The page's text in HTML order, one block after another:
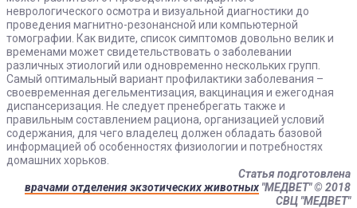
неврологического осмотра и визуальной диагностики до
проведения магнитно-резонансной или компьютерной
томографии. Как видите, список симптомов довольно велик и
временами может свидетельствовать о заболевании
различных этиологий или одновременно нескольких групп.
Самый оптимальный вариант профилактики заболевания –
своевременная дегельментизация, вакцинация и ежегодная
диспансеризация. Не следует пренебрегать также и
правильным составлением рациона, организацией условий
содержания, для чего владелец должен обладать базовой
информацией об особенностях физиологии и потребностях
домашних хорьков.
Статья подготовлена
врачами отделения экзотических животных "МЕДВЕТ"© 2018
СВЦ "МЕДВЕТ"